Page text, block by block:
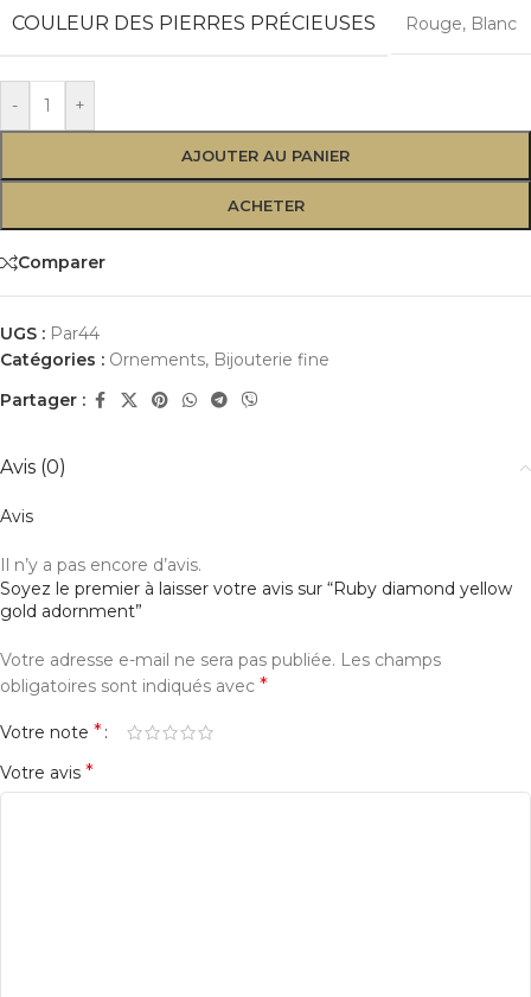
COULEUR DES PIERRES PRÉCIEUSES Rouge, Blanc
- +
AJOUTER AU PANIER
ACHETER
Alternative
Comparer
UGS : Par44
Catégories : Ornements, Bijouterie fine
Partager :
Avis (0)
Avis
Il n’y a pas encore d’avis.
Soyez le premier à laisser votre avis sur “Ruby diamond yellow
gold adornment”
Votre adresse e-mail ne sera pas publiée. Les champs
obligatoires sont indiqués avec *
Votre note *
Votre avis *
Alternative
: